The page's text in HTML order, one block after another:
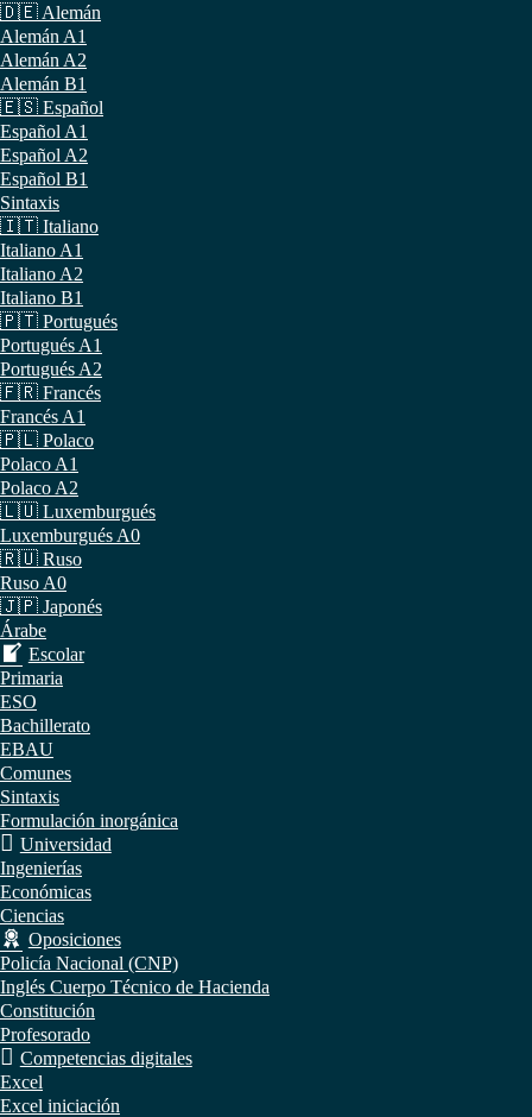
🇩🇪 Alemán
Alemán A1
Alemán A2
Alemán B1
🇪🇸 Español
Español A1
Español A2
Español B1
Sintaxis
🇮🇹 Italiano
Italiano A1
Italiano A2
Italiano B1
🇵🇹 Portugués
Portugués A1
Portugués A2
🇫🇷 Francés
Francés A1
🇵🇱 Polaco
Polaco A1
Polaco A2
🇱🇺 Luxemburgués
Luxemburgués A0
🇷🇺 Ruso
Ruso A0
🇯🇵 Japonés
Árabe
Escolar
Primaria
ESO
Bachillerato
EBAU
Comunes
Sintaxis
Formulación inorgánica
Universidad
Ingenierías
Económicas
Ciencias
Oposiciones
Policía Nacional (CNP)
Inglés Cuerpo Técnico de Hacienda
Constitución
Profesorado
Competencias digitales
Excel
Excel iniciación